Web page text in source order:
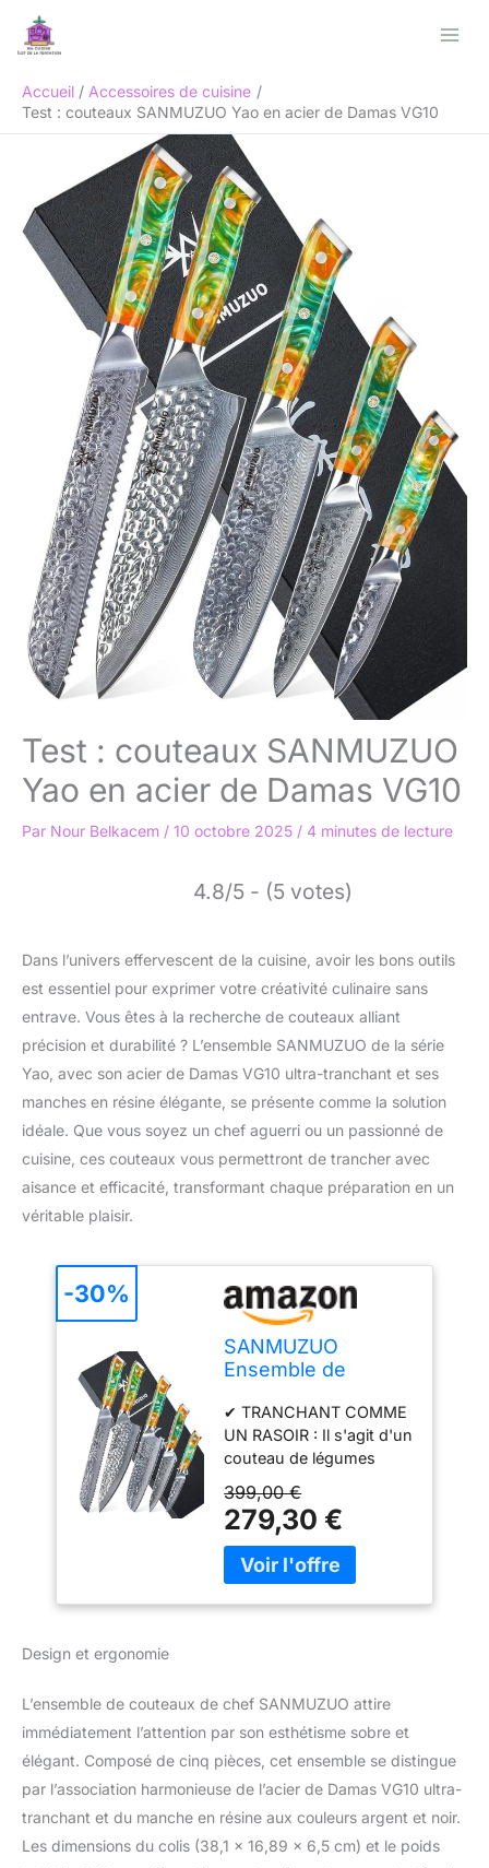
Accueil
Accessoires de cuisine
Test : couteaux SANMUZUO Yao en acier de Damas VG10
Test : couteaux SANMUZUO
Yao en acier de Damas VG10
Par Nour Belkacem / 10 octobre 2025 / 4 minutes de lecture
4.8/5 - (5 votes)
Dans l’univers effervescent de la cuisine, avoir les bons outils
est essentiel pour exprimer votre créativité culinaire sans
entrave. Vous êtes à la recherche de couteaux alliant
précision et durabilité ? L’ensemble SANMUZUO de la série
Yao, avec son acier de Damas VG10 ultra-tranchant et ses
manches en résine élégante, se présente comme la solution
idéale. Que vous soyez un chef aguerri ou un passionné de
cuisine, ces couteaux vous permettront de trancher avec
aisance et efficacité, transformant chaque préparation en un
véritable plaisir.
SANMUZUO
Ensemble de
Set de couteaux de
cuisine de 5 pièces
- Acier de Damas
VG10 ultra-
tranchant et
manche en résine -
Série Yao
✔ TRANCHANT COMME
UN RASOIR : Il s'agit d'un
couteau de légumes
précisément conique est
fabriquée en acier
damassé de 67 couches,
la couche centrale est en
côté pour assurer une
excellente solidité,
durabilité et résistance
aux taches. La surface
minimiser la traînée et
offrir des coupes douces
399,00 €
279,30 €
-30%
Design et ergonomie
L’ensemble de couteaux de chef SANMUZUO attire
immédiatement l’attention par son esthétisme sobre et
élégant. Composé de cinq pièces, cet ensemble se distingue
par l’association harmonieuse de l’acier de Damas VG10 ultra-
tranchant et du manche en résine aux couleurs argent et noir.
Les dimensions du colis (38,1 x 16,89 x 6,5 cm) et le poids
Rechercher